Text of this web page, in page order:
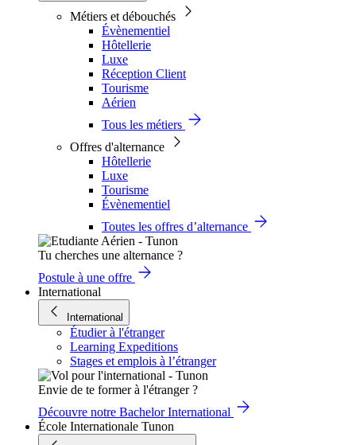
Métiers et débouchés
Évènementiel
Hôtellerie
Luxe
Réception Client
Tourisme
Aérien
Tous les métiers
Offres d'alternance
Hôtellerie
Luxe
Tourisme
Évènementiel
Toutes les offres d’alternance
Tu cherches une alternance ?
Postule à une offre
International
International
Étudier à l'étranger
Learning Expeditions
Stages et emplois à l’étranger
Envie de te former à l'étranger ?
Découvre notre Bachelor International
École Internationale Tunon